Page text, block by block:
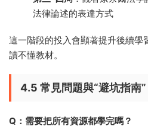
法律論述的表達方式
這一階段的投入會顯著提升後續學
讀不懂教材。
4.5 常見問題與“避坑指南”
Q：需要把所有資源都學完嗎？